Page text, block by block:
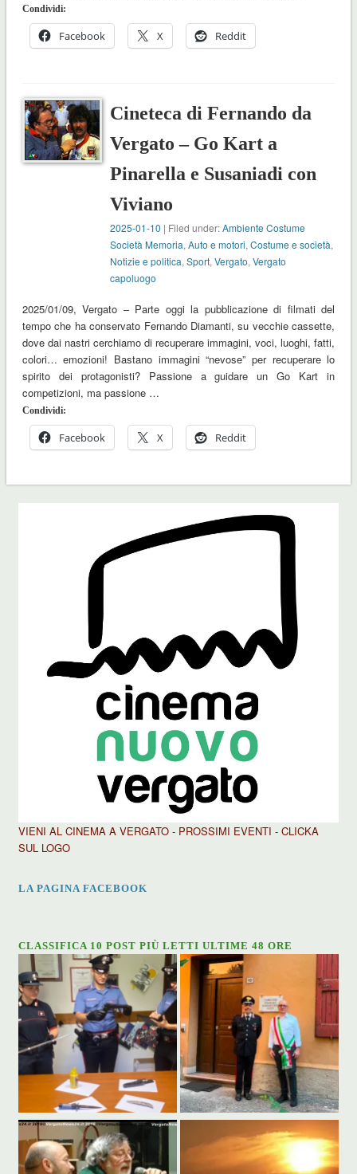
Condividi:
Facebook X Reddit
Cineteca di Fernando da
Vergato – Go Kart a
Pinarella e Susaniadi con
Viviano
2025-01-10 | Filed under:Ambiente Costume
Società Memoria,Auto e motori,Costume e società,
Notizie e politica,Sport,Vergato,Vergato
capoluogo
2025/01/09, Vergato – Parte oggi la pubblicazione di filmati del
tempo che ha conservato Fernando Diamanti, su vecchie cassette,
dove dai nastri cerchiamo di recuperare immagini, voci, luoghi, fatti,
colori… emozioni! Bastano immagini “nevose” per recuperare lo
spirito dei protagonisti? Passione a guidare un Go Kart in
competizioni, ma passione …
Condividi:
Facebook X Reddit
VIENI AL CINEMA A VERGATO - PROSSIMI EVENTI - CLICKA
SUL LOGO
LA PAGINA FACEBOOK
CLASSIFICA 10 POST PIÙ LETTI ULTIME 48 ORE